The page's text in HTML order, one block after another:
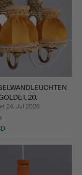
20.
24. Jul 2026